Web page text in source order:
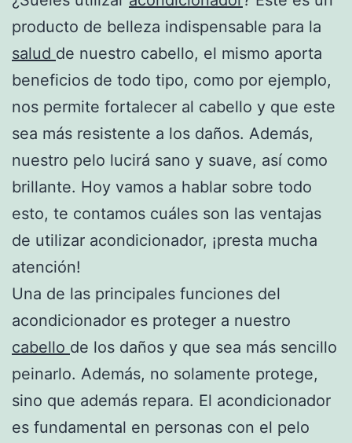
producto de belleza indispensable para la
salud de nuestro cabello, el mismo aporta
beneficios de todo tipo, como por ejemplo,
nos permite fortalecer al cabello y que este
sea más resistente a los daños. Además,
nuestro pelo lucirá sano y suave, así como
brillante. Hoy vamos a hablar sobre todo
esto, te contamos cuáles son las ventajas
de utilizar acondicionador, ¡presta mucha
atención!
Una de las principales funciones del
acondicionador es proteger a nuestro
cabello de los daños y que sea más sencillo
peinarlo. Además, no solamente protege,
sino que además repara. El acondicionador
es fundamental en personas con el pelo